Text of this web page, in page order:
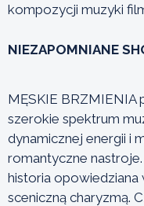
kompozycji muzyki
NIEZAPOMNIANE
MĘSKIE BRZMIENIA
szerokie spektrum
dynamicznej energii i
romantyczne
historia opowiedziana
sceniczną charyzmą.